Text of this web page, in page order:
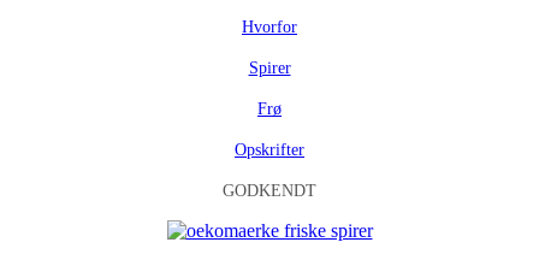
Hvorfor
Spirer
Frø
Opskrifter
GODKENDT